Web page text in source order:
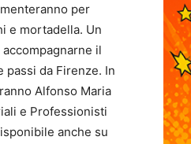
per
e mortadella. Un
il
passi da Firenze. In
Alfonso Maria
e Professionisti
anche su